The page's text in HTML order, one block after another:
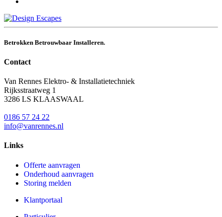
Betrokken Betrouwbaar Installeren.
Contact
Van Rennes Elektro- & Installatietechniek
Rijksstraatweg 1
3286 LS KLAASWAAL
0186 57 24 22
info@vanrennes.nl
Links
Offerte aanvragen
Onderhoud aanvragen
Storing melden
Klantportaal